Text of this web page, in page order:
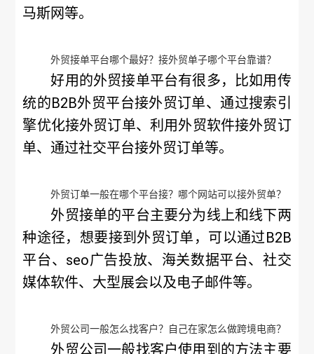
马斯网等。
外贸接单平台哪个最好？接外贸单子哪个平台靠谱？
好用的外贸接单平台有很多，比如用传
统的B2B外贸平台接外贸订单、通过搜索引
擎优化接外贸订单、利用外贸软件接外贸订
单、通过社交平台接外贸订单等。
外贸订单一般在哪个平台接？哪个网站可以接外贸单？
外贸接单的平台主要分为线上和线下两
种途径，想要接到外贸订单，可以通过B2B
平台、seo广告投放、海关数据平台、社交
媒体软件、大型展会以及电子邮件等。
外贸公司一般怎么找客户？自己在家怎么做跨境电商？
外贸公司一般找客户使用到的方法主要